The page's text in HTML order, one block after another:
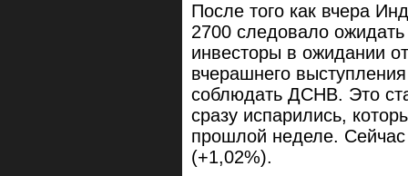
После того как вчера
2700 следовало ожидать
инвесторы в ожидании
вчерашнего
соблюдать ДСНВ. Это
сразу испарились,
прошлой неделе.
(+1,02%).